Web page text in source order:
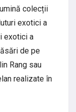
colecții
exotici a
exotici a
de pe
Rang sau
realizate în